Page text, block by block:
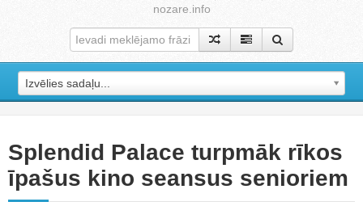
nozare.info
Izvēlies sadaļu...
Splendid Palace turpmāk rīkos
īpašus kino seansus senioriem